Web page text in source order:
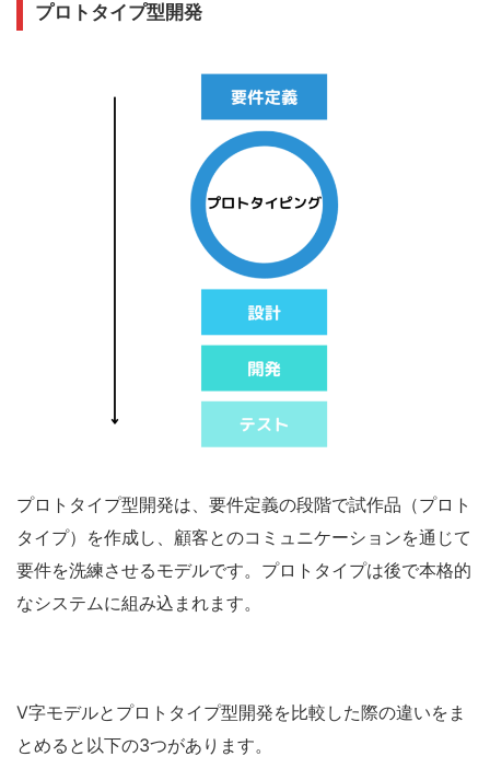
プロトタイプ型開発
プロトタイプ型開発は、要件定義の段階で試作品（プロト
タイプ）を作成し、顧客とのコミュニケーションを通じて
要件を洗練させるモデルです。プロトタイプは後で本格的
なシステムに組み込まれます。
V字モデルとプロトタイプ型開発を比較した際の違いをま
とめると以下の3つがあります。